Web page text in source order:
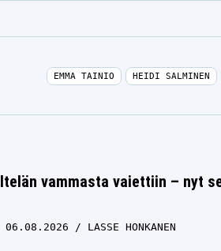
EMMA TAINIO HEIDI SALMINEN
vammasta vaiettiin – nyt
06.08.2026 LASSE HONKANEN